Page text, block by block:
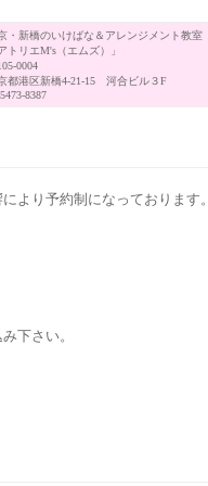
・新橋のいけばな＆アレンジメント教室
アトリエM's（エムズ）」
0004
都港区新橋4-21-15 河合ビル３F
8387
より予約制になっております。
下さい。